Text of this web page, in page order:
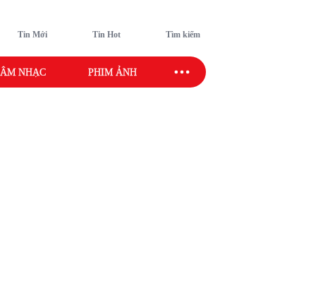
Tin Mới Tin Hot Tìm kiếm
ÂM NHẠC PHIM ẢNH SAO SPORT